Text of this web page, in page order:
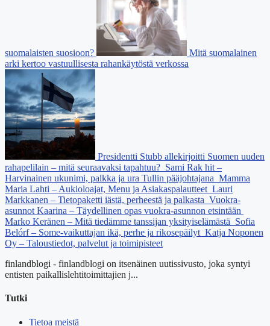
suomalaisten suosioon?
Mitä suomalainen
arki kertoo vastuullisesta rahankäytöstä verkossa
Presidentti Stubb allekirjoitti Suomen uuden
rahapelilain – mitä seuraavaksi tapahtuu? Sami Rak hit –
Harvinainen ukunimi, palkka ja ura Tullin pääjohtajana Mamma
Maria Lahti – Aukioloajat, Menu ja Asiakaspalautteet Lauri
Markkanen – Tietopaketti iästä, perheestä ja palkasta Vuokra-
asunnot Kaarina – Täydellinen opas vuokra-asunnon etsintään
Marko Keränen – Mitä tiedämme tanssijan yksityiselämästä Sofia
Belórf – Some-vaikuttajan ikä, perhe ja rikosepäilyt Katja Noponen
Oy – Taloustiedot, palvelut ja toimipisteet
finlandblogi - finlandblogi on itsenäinen uutissivusto, joka syntyi
entisten paikallislehtitoimittajien j...
Tutki
Tietoa meistä